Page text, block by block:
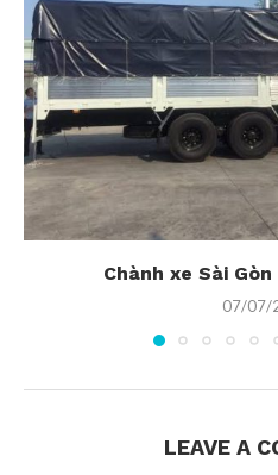
Chành xe Sài
07/07/
LEAVE A